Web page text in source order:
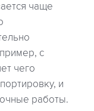
чаще
с
чего
и
работы.